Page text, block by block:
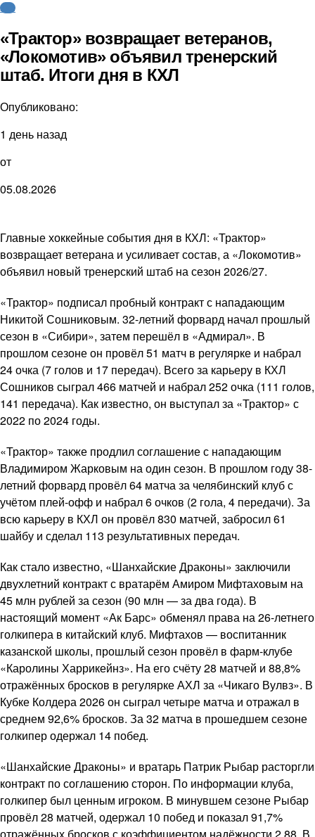
КХЛ
«Трактор» возвращает ветеранов,
«Локомотив» объявил тренерский
штаб. Итоги дня в КХЛ
Опубликовано:
1 день назад
от
05.08.2026
Главные хоккейные события дня в КХЛ: «Трактор»
возвращает ветерана и усиливает состав, а «Локомотив»
объявил новый тренерский штаб на сезон 2026/27.
«Трактор» подписал пробный контракт с нападающим
Никитой Сошниковым. 32-летний форвард начал прошлый
сезон в «Сибири», затем перешёл в «Адмирал». В
прошлом сезоне он провёл 51 матч в регулярке и набрал
24 очка (7 голов и 17 передач). Всего за карьеру в КХЛ
Сошников сыграл 466 матчей и набрал 252 очка (111 голов,
141 передача). Как известно, он выступал за «Трактор» с
2022 по 2024 годы.
«Трактор» также продлил соглашение с нападающим
Владимиром Жарковым на один сезон. В прошлом году 38-
летний форвард провёл 64 матча за челябинский клуб с
учётом плей-офф и набрал 6 очков (2 гола, 4 передачи). За
всю карьеру в КХЛ он провёл 830 матчей, забросил 61
шайбу и сделал 113 результативных передач.
Как стало известно, «Шанхайские Драконы» заключили
двухлетний контракт с вратарём Амиром Мифтаховым на
45 млн рублей за сезон (90 млн — за два года). В
настоящий момент «Ак Барс» обменял права на 26-летнего
голкипера в китайский клуб. Мифтахов — воспитанник
казанской школы, прошлый сезон провёл в фарм-клубе
«Каролины Харрикейнз». На его счёту 28 матчей и 88,8%
отражённых бросков в регулярке АХЛ за «Чикаго Вулвз». В
Кубке Колдера 2026 он сыграл четыре матча и отражал в
среднем 92,6% бросков. За 32 матча в прошедшем сезоне
голкипер одержал 14 побед.
«Шанхайские Драконы» и вратарь Патрик Рыбар расторгли
контракт по соглашению сторон. По информации клуба,
голкипер был ценным игроком. В минувшем сезоне Рыбар
провёл 28 матчей, одержал 10 побед и показал 91,7%